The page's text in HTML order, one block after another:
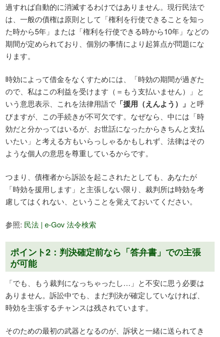
過すれば自動的に消滅するわけではありません。現行民法で
は、一般の債権は原則として「権利を行使できることを知っ
た時から5年」または「権利を行使できる時から10年」などの
期間が定められており、個別の事情により起算点が問題にな
ります。
時効によって借金をなくすためには、「時効の期間が過ぎた
ので、私はこの利益を受けます（＝もう支払いません）」と
いう意思表示、これを法律用語で 「援用（えんよう）」 と呼
びますが、この手続きが不可欠です。なぜなら、中には「時
効だと分かってはいるが、お世話になったからきちんと支払
いたい」と考える方もいらっしゃるかもしれず、法律はその
ような個人の意思を尊重しているからです。
つまり、債権者から訴訟を起こされたとしても、あなたが
「時効を援用します」と主張しない限り、裁判所は時効を考
慮してはくれない、ということを覚えておいてください。
参照: 民法 | e-Gov 法令検索
ポイント2：判決確定前なら「答弁書」での主張
が可能
「でも、もう裁判になっちゃったし…」と不安に思う必要は
ありません。訴訟中でも、まだ判決が確定していなければ、
時効を主張するチャンスは残されています。
そのための最初の武器となるのが、訴状と一緒に送られてき